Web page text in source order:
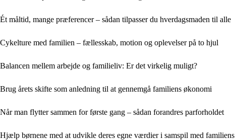
Ét måltid, mange præferencer – sådan tilpasser du hverdagsmaden til alle
Cykelture med familien – fællesskab, motion og oplevelser på to hjul
Balancen mellem arbejde og familieliv: Er det virkelig muligt?
Brug årets skifte som anledning til at gennemgå familiens økonomi
Når man flytter sammen for første gang – sådan forandres parforholdet
Hjælp børnene med at udvikle deres egne værdier i samspil med familiens